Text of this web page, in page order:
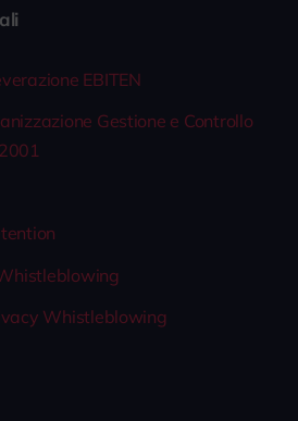
EBITEN
Gestione e Controllo
Whistleblowing